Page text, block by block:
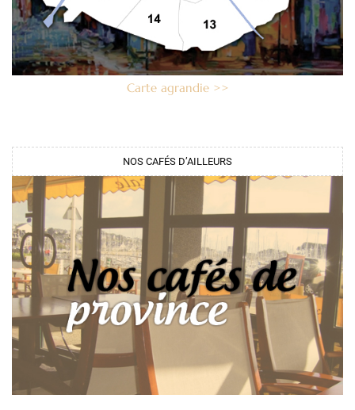
Carte agrandie >>
NOS CAFÉS D’AILLEURS